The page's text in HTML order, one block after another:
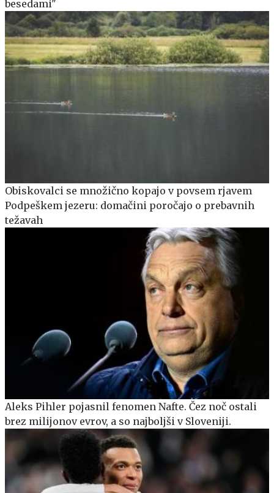
besedami"
Obiskovalci se množično kopajo v povsem rjavem
Podpeškem jezeru: domačini poročajo o prebavnih
težavah
Aleks Pihler pojasnil fenomen Nafte. Čez noč ostali
brez milijonov evrov, a so najboljši v Sloveniji.